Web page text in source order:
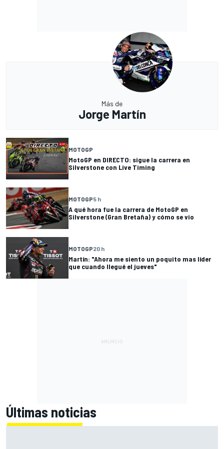
Más de
Jorge Martín
MOTOGP
MotoGP en DIRECTO: sigue la carrera en
Silverstone con Live Timing
MOTOGP5 h
A qué hora fue la carrera de MotoGP en
Silverstone (Gran Bretaña) y cómo se vio
MOTOGP20 h
Martín: "Ahora me siento un poquito mas líder
que cuando llegué el jueves"
Últimas noticias